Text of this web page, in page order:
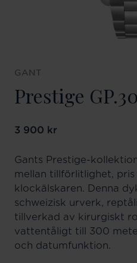
GANT
Prestige
Pris:3 900 kr
3 900 kr
Gants Prestige-
mellan tillförlitlighet,
klockälskaren. Denna
schweizisk urverk,
tillverkad av kirurgiskt
vattentåligt till 300
och datumfunktion.